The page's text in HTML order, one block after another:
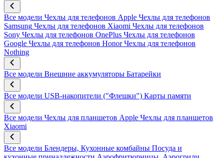
Все модели Чехлы для телефонов Apple Чехлы для телефонов
Samsung Чехлы для телефонов Xiaomi Чехлы для телефонов
Sony Чехлы для телефонов OnePlus Чехлы для телефонов
Google Чехлы для телефонов Honor Чехлы для телефонов
Nothing
Все модели Внешние аккумуляторы Батарейки
Все модели USB-накопители ("Флешки") Карты памяти
Все модели Чехлы для планшетов Apple Чехлы для планшетов
Xiaomi
Все модели Блендеры, Кухонные комбайны Посуда и